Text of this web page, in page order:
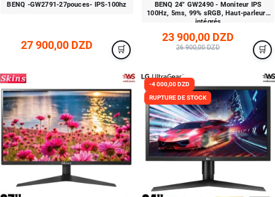
BENQ -GW2791-27pouces- IPS-100hz
27 900,00 DZD
BENQ 24″ GW2490 - Moniteur IPS
100Hz, 5ms, 99% sRGB, Haut-parleurs
intégrés
23 900,00 DZD
26 900,00 DZD
-4 000,00 DZD
RUPTURE DE STOCK